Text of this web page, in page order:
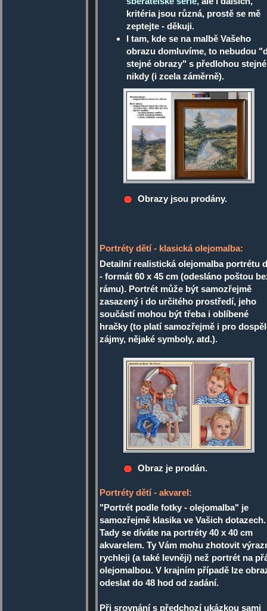
kritéria jsou různá, prostě se mě
zeptejte - děkuji.
I tam, kde se na malbě Vašeho
obrazu domluvíme, to nebudou
stejné obrazy" s předlohou stejné
nikdy (i zcela záměrně).
Obrazy jsou prodány.
Portréty dětí - klasická olejomalba:
Detailní realistická olejomalba portrétu
- formát 60 x 45 cm (odesláno poštou
rámu). Portrét může být samozřejmě
zasazený i do určitého prostředí, jeho
součástí mohou být třeba i oblíbené
hračky (to platí samozřejmě i pro
zájmy, nějaké symboly, atd.).
Obraz je prodán.
Portréty dětí - akvarel:
"Portrét podle fotky - olejomalba" je
samozřejmě klasika ve Vašich dotazech.
Tady se díváte na portréty 40 x 40 cm
akvarelem. Ty Vám mohu zhotovit
rychleji (a také levněji) než portrét na
olejomalbou. V krajním případě lze
odeslat do 48 hod od zadání.
Při srovnání s předchozí ukázkou sami